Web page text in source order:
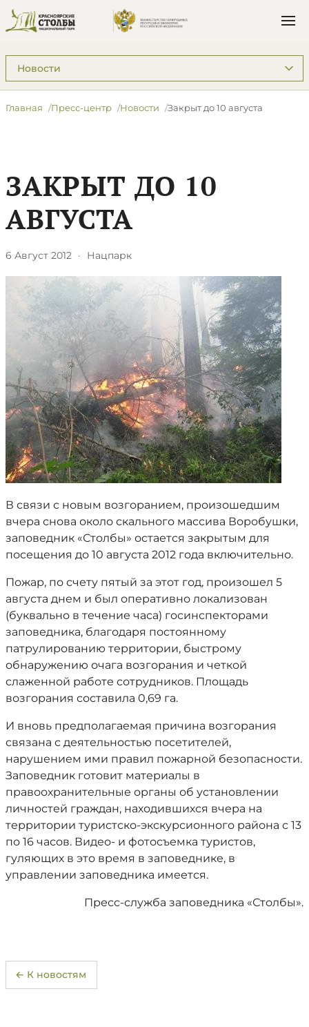
Подразделы: Пресс-центр
Главная Пресс-центр Новости Закрыт до 10 августа
ЗАКРЫТ ДО 10
АВГУСТА
6 Август 2012 · Нацпарк
В связи с новым возгоранием, произошедшим
вчера снова около скального массива Воробушки,
заповедник «Столбы» остается закрытым для
посещения до 10 августа 2012 года включительно.
Пожар, по счету пятый за этот год, произошел 5
августа днем и был оперативно локализован
(буквально в течение часа) госинспекторами
заповедника, благодаря постоянному
патрулированию территории, быстрому
обнаружению очага возгорания и четкой
слаженной работе сотрудников. Площадь
возгорания составила 0,69 га.
И вновь предполагаемая причина возгорания
связана с деятельностью посетителей,
нарушением ими правил пожарной безопасности.
Заповедник готовит материалы в
правоохранительные органы об установлении
личностей граждан, находившихся вчера на
территории туристско-экскурсионного района с 13
по 16 часов. Видео- и фотосъемка туристов,
гуляющих в это время в заповеднике, в
управлении заповедника имеется.
Пресс-служба заповедника «Столбы».
← К новостям